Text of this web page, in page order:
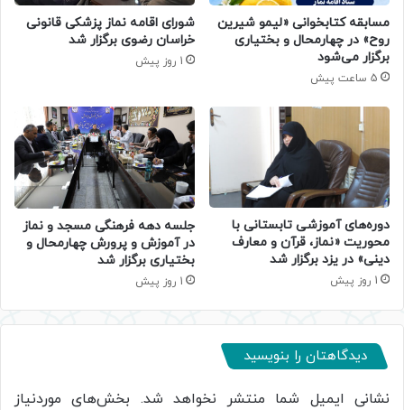
مسابقه کتابخوانی «لیمو شیرین
روح» در چهارمحال و بختیاری
برگزار می‌شود
5 ساعت پیش
شورای اقامه نماز پزشکی قانونی
خراسان رضوی برگزار شد
1 روز پیش
دوره‌های آموزشی تابستانی با
محوریت «نماز، قرآن و معارف
دینی» در یزد برگزار شد
1 روز پیش
جلسه دهه فرهنگی مسجد و نماز
در آموزش و پرورش چهارمحال و
بختیاری برگزار شد
1 روز پیش
دیدگاهتان را بنویسید
نشانی ایمیل شما منتشر نخواهد شد. بخش‌های موردنیاز